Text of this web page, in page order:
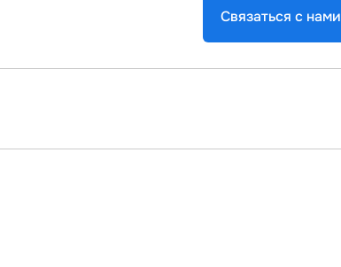
Связаться с нами